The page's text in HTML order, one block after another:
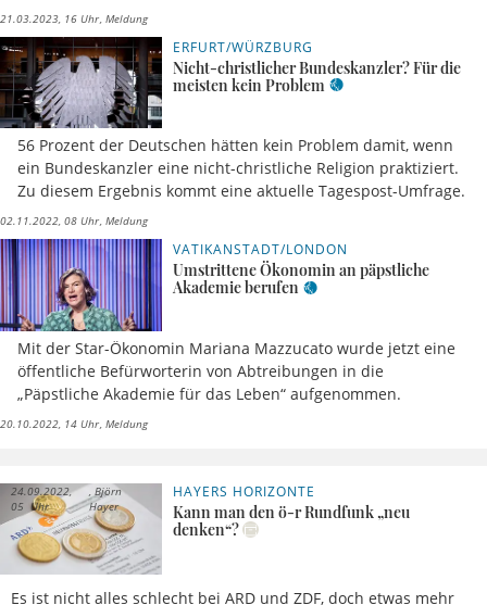
21.03.2023, 16 Uhr Meldung
ERFURT/WÜRZBURG
Nicht-christlicher Bundeskanzler? Für die
meisten kein Problem
56 Prozent der Deutschen hätten kein Problem damit, wenn
ein Bundeskanzler eine nicht-christliche Religion praktiziert.
Zu diesem Ergebnis kommt eine aktuelle Tagespost-Umfrage.
02.11.2022, 08 Uhr Meldung
VATIKANSTADT/LONDON
Umstrittene Ökonomin an päpstliche
Akademie berufen
Mit der Star-Ökonomin Mariana Mazzucato wurde jetzt eine
öffentliche Befürworterin von Abtreibungen in die
„Päpstliche Akademie für das Leben“ aufgenommen.
20.10.2022, 14 Uhr Meldung
HAYERS HORIZONTE
Kann man den ö-r Rundfunk „neu
denken“?
Es ist nicht alles schlecht bei ARD und ZDF, doch etwas mehr
24.09.2022,
05 Uhr
Björn
Hayer